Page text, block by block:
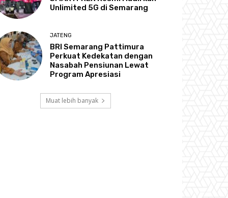
Unlimited 5G di Semarang
JATENG
BRI Semarang Pattimura
Perkuat Kedekatan dengan
Nasabah Pensiunan Lewat
Program Apresiasi
Muat lebih banyak